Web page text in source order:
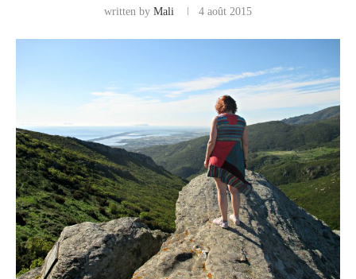
written by Mali 4 août 2015